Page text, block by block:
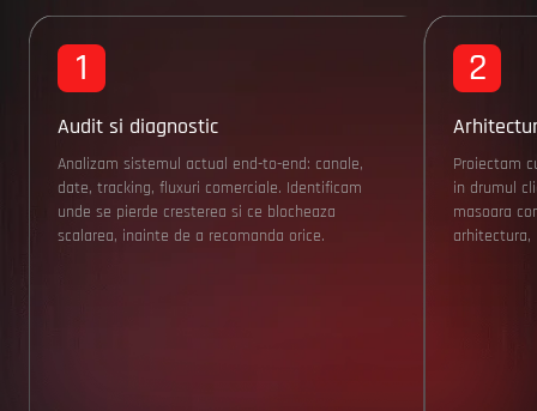
1
Audit si diagnostic
Analizam sistemul actual end-to-end: canale,
date, tracking, fluxuri comerciale. Identificam
unde se pierde cresterea si ce blocheaza
scalarea, inainte de a recomanda orice.
2
Proiectam
in drumul
masoara
arhitectura,